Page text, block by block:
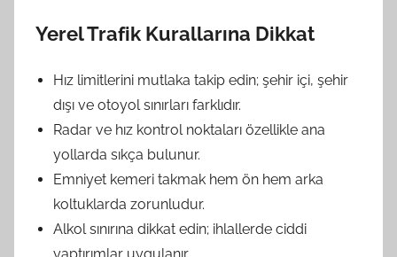
Yerel Trafik Kurallarına Dikkat
Hız limitlerini mutlaka takip edin; şehir içi, şehir
dışı ve otoyol sınırları farklıdır.
Radar ve hız kontrol noktaları özellikle ana
yollarda sıkça bulunur.
Emniyet kemeri takmak hem ön hem arka
koltuklarda zorunludur.
Alkol sınırına dikkat edin; ihlallerde ciddi